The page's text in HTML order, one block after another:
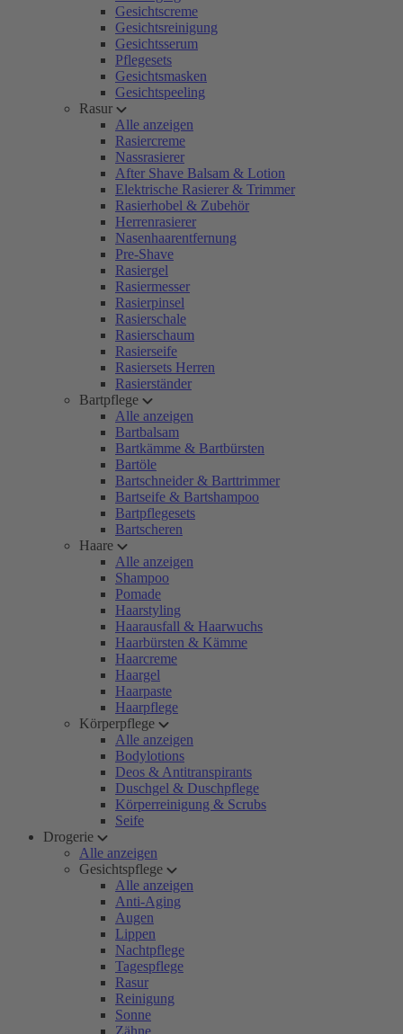
Gesichtscreme
Gesichtsreinigung
Gesichtsserum
Pflegesets
Gesichtsmasken
Gesichtspeeling
Rasur
Alle anzeigen
Rasiercreme
Nassrasierer
After Shave Balsam & Lotion
Elektrische Rasierer & Trimmer
Rasierhobel & Zubehör
Herrenrasierer
Nasenhaarentfernung
Pre-Shave
Rasiergel
Rasiermesser
Rasierpinsel
Rasierschale
Rasierschaum
Rasierseife
Rasiersets Herren
Rasierständer
Bartpflege
Alle anzeigen
Bartbalsam
Bartkämme & Bartbürsten
Bartöle
Bartschneider & Barttrimmer
Bartseife & Bartshampoo
Bartpflegesets
Bartscheren
Haare
Alle anzeigen
Shampoo
Pomade
Haarstyling
Haarausfall & Haarwuchs
Haarbürsten & Kämme
Haarcreme
Haargel
Haarpaste
Haarpflege
Körperpflege
Alle anzeigen
Bodylotions
Deos & Antitranspirants
Duschgel & Duschpflege
Körperreinigung & Scrubs
Seife
Drogerie
Alle anzeigen
Gesichtspflege
Alle anzeigen
Anti-Aging
Augen
Lippen
Nachtpflege
Tagespflege
Rasur
Reinigung
Sonne
Zähne